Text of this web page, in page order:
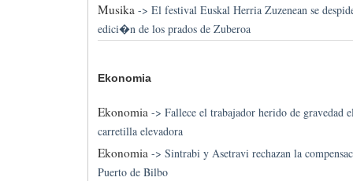
Musika -> El festival Euskal Herria Zuzenean se
edici�n de los prados de Zuberoa
Ekonomia
Ekonomia-> Fallece el trabajador herido de gravedad
carretilla elevadora
Ekonomia-> Sintrabi y Asetravi rechazan la
Puerto de Bilbo